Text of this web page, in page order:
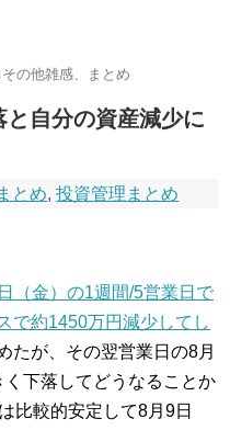
その他雑感、まとめ
自分の資産減少に
とめ,投資管理まとめ
（金）の1週間/5営業日で
で約1450万円減少してし
たが、その翌営業日の8月
下落してどうなることか
比較的安定して8月9日